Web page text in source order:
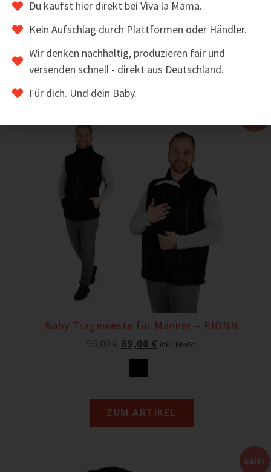
ZUM ARTIKEL
Baby Trageweste für Männer – FJONN
95,00€ 69,00 € inkl. MwSt.
ZUM ARTIKEL
Sale!
Du kaufst hier direkt bei Viva la Mama.
Kein Aufschlag durch Plattformen oder Händler.
Wir denken nachhaltig, produzieren fair und
versenden schnell - direkt aus Deutschland.
Für dich. Und dein Baby.